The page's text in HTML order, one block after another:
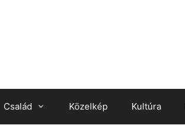
Család Közelkép Kultúra